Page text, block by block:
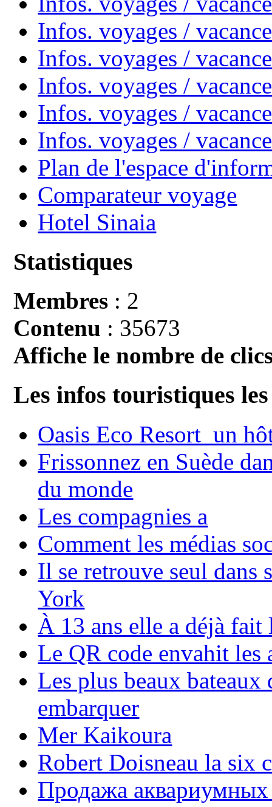
Infos. voyages /
Infos. voyages /
Infos. voyages /
Infos. voyages /
Infos. voyages /
Plan de l'espace
Comparateur voyage
Hotel Sinaia
Statistiques
Membres : 2
Contenu : 35673
Affiche le nombre de
Les infos touristiques
Oasis Eco Resort un
Frissonnez en Suède
du monde
Les compagnies a
Comment les médias
Il se retrouve seul dans
York
À 13 ans elle a déjà
Le QR code envahit les
Les plus beaux bateaux
embarquer
Mer Kaikoura
Robert Doisneau la six
Продажа аквариумных